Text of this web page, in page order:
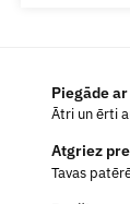
Piegāde
Ātri un ērti
Atgriez
Tavas